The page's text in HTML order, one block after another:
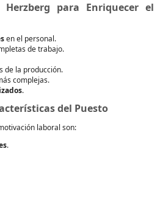
Herzberg para Enriquecer el
en el personal.
de trabajo.
de la producción.
complejas.
.
del Puesto
laboral son:
.